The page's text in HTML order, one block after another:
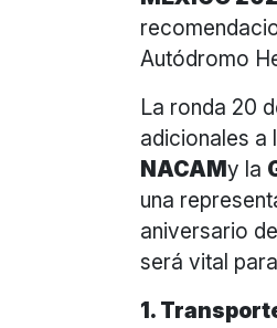
Autódromo
La ronda 20
adicionales a
NACAMy la
una
aniversario
será vital
1.